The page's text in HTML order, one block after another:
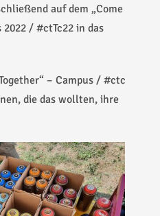
auf dem „Come
2022 / #ctTc22 in das
– Campus / #ctc
die das wollten, ihre